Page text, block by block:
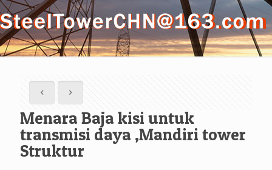
Menara Baja kisi untuk
transmisi daya ,Mandiri tower
Struktur